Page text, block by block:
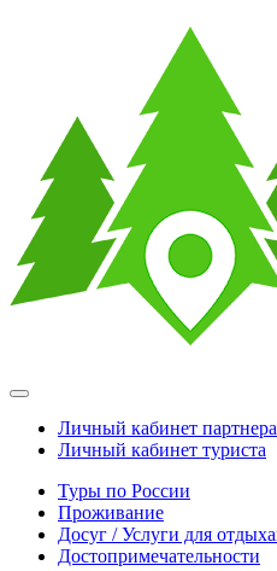
Личный кабинет партнера
Личный кабинет туриста
Туры по России
Проживание
Досуг / Услуги для
Достопримечательности